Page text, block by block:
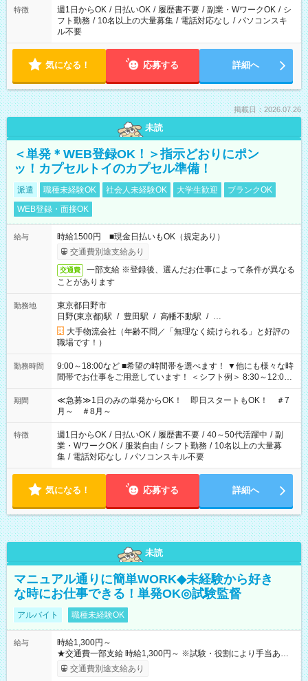
ください！
特徴 週1日からOK / 日払いOK / 履歴書不要 / 副業・WワークOK / シ
フト勤務 / 10名以上の大量募集 / 電話対応なし / パソコンスキ
ル不要
気になる！ 応募する 詳細へ
掲載日：2026.07.26
未読
＜単発＊WEB登録OK！＞指示どおりにポン
ッ！カプセルトイのカプセル準備！
派遣 職種未経験OK 社会人未経験OK 大学生歓迎
ブランクOK
WEB登録・面接OK
給与
時給1500円 ■現金日払いもOK（規定あり）
交通費別途支給あり
交通費
一部支給 ※登録後、選んだお仕事によって条件が異なる
ことがあります
勤務地
東京都日野市
日野(東京都)駅 / 豊田駅 / 高幡不動駅 / …
大手物流会社（年齢不問／「無理なく続けられる」と好評の
職場です！）
勤務時間
9:00～18:00など ■希望の時間帯を選べます！ ▼他にも様々な時
間帯でお仕事をご用意しています！ ＜シフト例＞ 8:30～12:00
17:00～22:00 13:00～22:00 22:00～翌6:00 など
期間
≪急募≫1日のみの単発からOK！ 即日スタートもOK！ ＃7
月～ ＃8月～
特徴 週1日からOK / 日払いOK / 履歴書不要 / 40～50代活躍中 / 副
業・WワークOK / 服装自由 / シフト勤務 / 10名以上の大量募
集 / 電話対応なし / パソコンスキル不要
気になる！ 応募する 詳細へ
未読
マニュアル通りに簡単WORK◆未経験から好き
な時にお仕事できる！単発OK◎試験監督
アルバイト 職種未経験OK
給与
時給1,300円～
★交通費一部支給 時給1,300円～ ※試験・役割により手当あり
※勤務回数により昇給あり 【即給（前払い）オプションあ
り！】 希望される場合、勤務から1週間ほどで給与の一部を受け
交通費別途支給あり